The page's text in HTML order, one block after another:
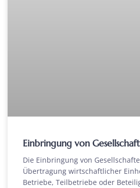
Einbringung von
Die Einbringung von
Übertragung wirtschaftlicher
Betriebe, Teilbetriebe oder